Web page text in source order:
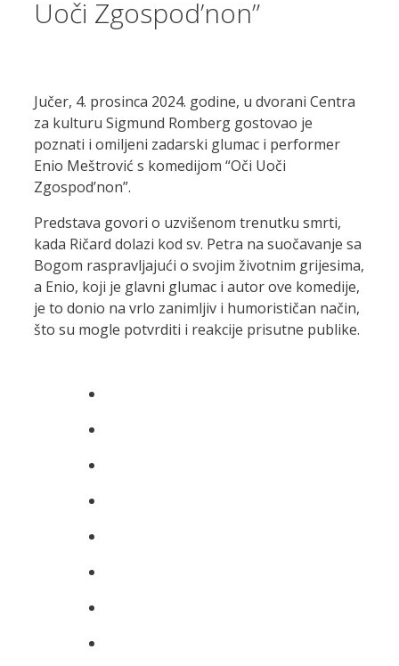
Uoči Zgospod’non”
Jučer, 4. prosinca 2024. godine, u dvorani Centra
za kulturu Sigmund Romberg gostovao je
poznati i omiljeni zadarski glumac i performer
Enio Meštrović s komedijom “Oči Uoči
Zgospod’non”.
Predstava govori o uzvišenom trenutku smrti,
kada Ričard dolazi kod sv. Petra na suočavanje sa
Bogom raspravljajući o svojim životnim grijesima,
a Enio, koji je glavni glumac i autor ove komedije,
je to donio na vrlo zanimljiv i humorističan način,
što su mogle potvrditi i reakcije prisutne publike.